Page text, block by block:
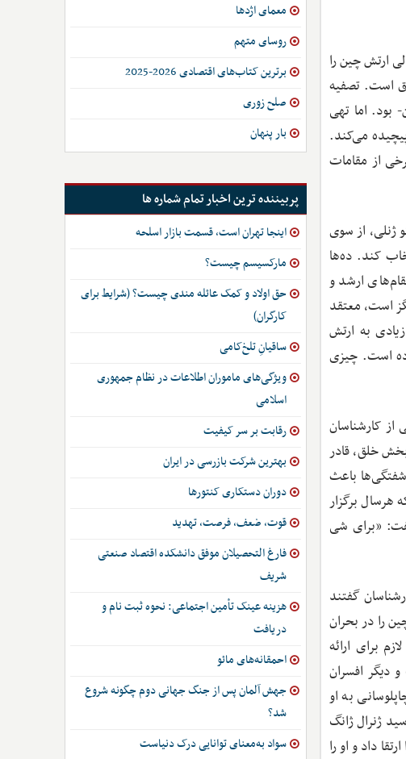
ارتش چین را
است. تصفیه
بود. اما تهی
می‌کند.
-به گفته برخی از مقامات
ژنلی، از سوی
کند. ده‌ها
ارشد و
است، معتقد
به ارتش
است. چیزی
از کارشناسان
خلق، قادر
باعث
برگزار
«برای شی
گفتند
را در بحران
برای ارائه
که در سال ۲۰۱۲ میزبان ژنرال ژانگ و دیگر افسران
به او
ژنرال ژانگ
داد و او را
معمای اژدها
روسای متهم
برترین کتاب‌های اقتصادی 2026-2025
صلح زوری
بار پنهان
پربیننده ترین اخبار تمام شماره ها
اینجا تهران است، قسمت بازار اسلحه
مارکسیسم چیست؟
حق اولاد و کمک عائله مندی چیست؟ (شرایط برای
کارگران)
ساقیانِ تلخ‌کامی
ویژگی‌های ماموران اطلاعات در نظام جمهوری
اسلامی
رقابت بر سر کیفیت
بهترین شرکت بازرسی در ایران
دوران دستکاری کنتورها
قوت، ضعف، فرصت، تهدید
فارغ التحصیلان موفق دانشکده اقتصاد صنعتی
شریف
هزینه عینک تأمین اجتماعی: نحوه ثبت نام و
دریافت
احمقانه‌های مائو
جهش آلمان پس از جنگ جهانی دوم چگونه شروع
شد؟
سواد به‌معنای توانایی درک دنیاست